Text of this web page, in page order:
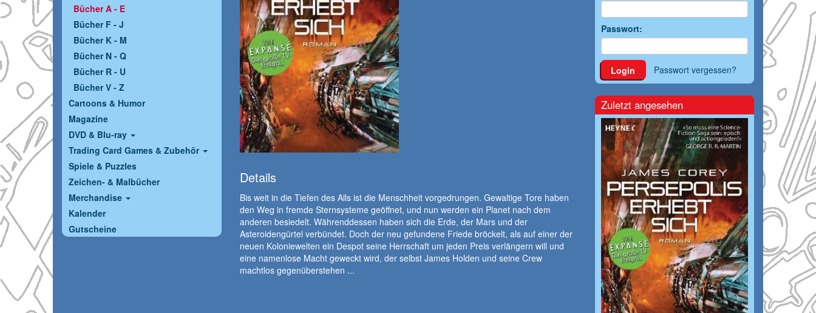
Bücher A - E
Bücher F - J
Bücher K - M
Bücher N - Q
Bücher R - U
Bücher V - Z
Cartoons & Humor
Magazine
DVD & Blu-ray
Trading Card Games & Zubehör
Spiele & Puzzles
Zeichen- & Malbücher
Merchandise
Kalender
Gutscheine
Details
Bis weit in die Tiefen des Alls ist die Menschheit vorgedrungen. Gewaltige Tore haben
den Weg in fremde Sternsysteme geöffnet, und nun werden ein Planet nach dem
anderen besiedelt. Währenddessen haben sich die Erde, der Mars und der
Asteroidengürtel verbündet. Doch der neu gefundene Friede bröckelt, als auf einer der
neuen Koloniewelten ein Despot seine Herrschaft um jeden Preis verlängern will und
eine namenlose Macht geweckt wird, der selbst James Holden und seine Crew
machtlos gegenüberstehen ...
Passwort:
Login Passwort vergessen?
Zuletzt angesehen